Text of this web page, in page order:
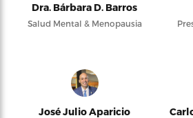
Dra. Bárbara D. Barros
Salud Mental & Menopausia
José Julio Aparicio